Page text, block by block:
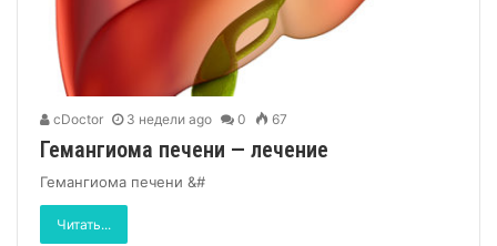
cDoctor 3 недели ago 0 67
Гемангиома печени — лечение
Гемангиома печени &#
Читать...